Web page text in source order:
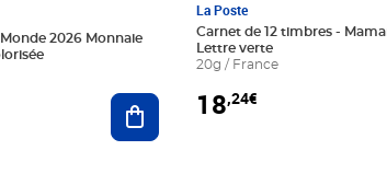
2026 Monnaie
Ajouter au panier
La Poste
Carnet de 12 timbres -
Lettre verte
20g / France
18,24€